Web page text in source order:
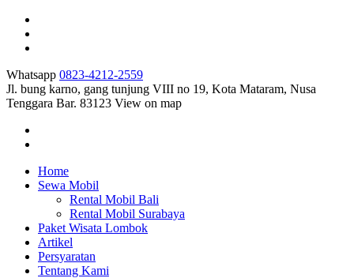
Whatsapp 0823-4212-2559
Jl. bung karno, gang tunjung VIII no 19, Kota Mataram, Nusa
Tenggara Bar. 83123 View on map
Home
Sewa Mobil
Rental Mobil Bali
Rental Mobil Surabaya
Paket Wisata Lombok
Artikel
Persyaratan
Tentang Kami